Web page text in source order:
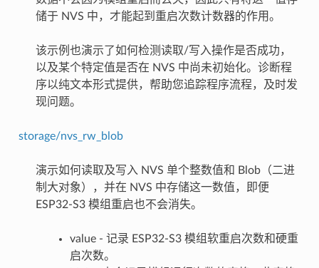
储于 NVS 中，才能起到重启次数计数器的作用。
该示例也演示了如何检测读取/写入操作是否成功，
以及某个特定值是否在 NVS 中尚未初始化。诊断程
序以纯文本形式提供，帮助您追踪程序流程，及时发
现问题。
storage/nvs_rw_blob
演示如何读取及写入 NVS 单个整数值和 Blob（二进
制大对象），并在 NVS 中存储这一数值，即便
ESP32-S3 模组重启也不会消失。
value - 记录 ESP32-S3 模组软重启次数和硬重
启次数。